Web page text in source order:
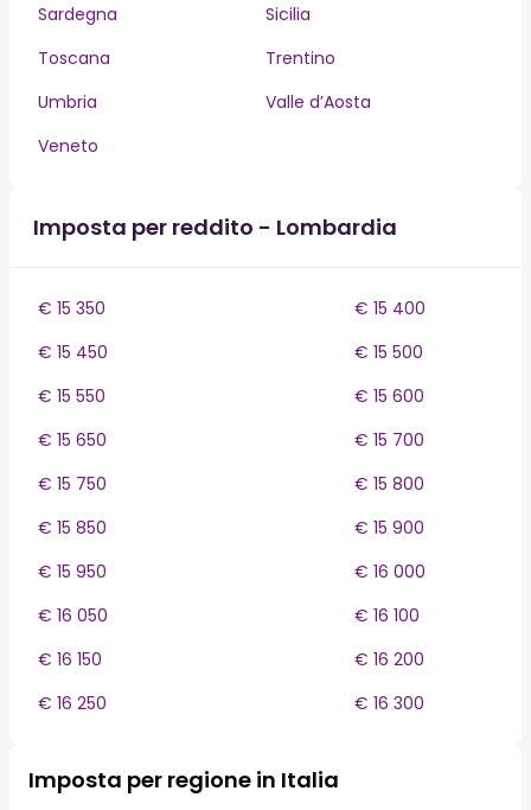
Sardegna
Sicilia
Toscana
Trentino
Umbria
Valle d’Aosta
Veneto
Imposta per reddito - Lombardia
€ 15 350
€ 15 400
€ 15 450
€ 15 500
€ 15 550
€ 15 600
€ 15 650
€ 15 700
€ 15 750
€ 15 800
€ 15 850
€ 15 900
€ 15 950
€ 16 000
€ 16 050
€ 16 100
€ 16 150
€ 16 200
€ 16 250
€ 16 300
Imposta per regione in Italia